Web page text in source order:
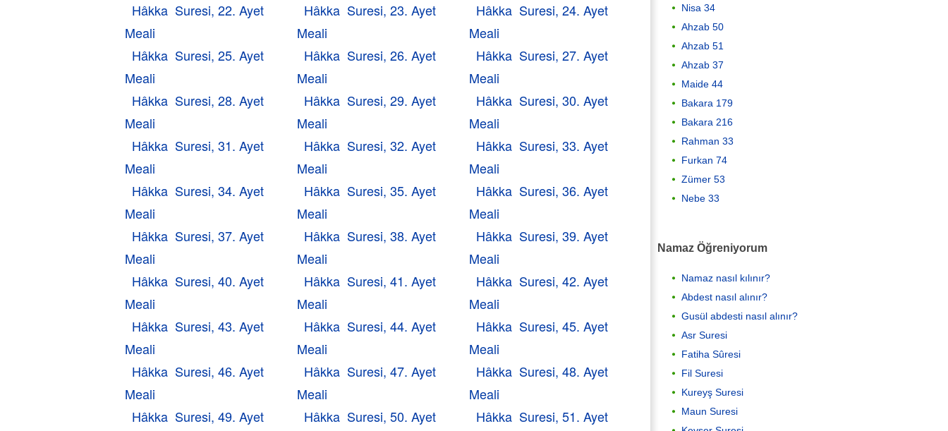
Hâkka Suresi, 22. Ayet
Meali
Hâkka Suresi, 23. Ayet
Meali
Hâkka Suresi, 24. Ayet
Meali
Hâkka Suresi, 25. Ayet
Meali
Hâkka Suresi, 26. Ayet
Meali
Hâkka Suresi, 27. Ayet
Meali
Hâkka Suresi, 28. Ayet
Meali
Hâkka Suresi, 29. Ayet
Meali
Hâkka Suresi, 30. Ayet
Meali
Hâkka Suresi, 31. Ayet
Meali
Hâkka Suresi, 32. Ayet
Meali
Hâkka Suresi, 33. Ayet
Meali
Hâkka Suresi, 34. Ayet
Meali
Hâkka Suresi, 35. Ayet
Meali
Hâkka Suresi, 36. Ayet
Meali
Hâkka Suresi, 37. Ayet
Meali
Hâkka Suresi, 38. Ayet
Meali
Hâkka Suresi, 39. Ayet
Meali
Hâkka Suresi, 40. Ayet
Meali
Hâkka Suresi, 41. Ayet
Meali
Hâkka Suresi, 42. Ayet
Meali
Hâkka Suresi, 43. Ayet
Meali
Hâkka Suresi, 44. Ayet
Meali
Hâkka Suresi, 45. Ayet
Meali
Hâkka Suresi, 46. Ayet
Meali
Hâkka Suresi, 47. Ayet
Meali
Hâkka Suresi, 48. Ayet
Meali
Hâkka Suresi, 49. Ayet
Hâkka Suresi, 50. Ayet
Hâkka Suresi, 51. Ayet
Nisa 34
Ahzab 50
Ahzab 51
Ahzab 37
Maide 44
Bakara 179
Bakara 216
Rahman 33
Furkan 74
Zümer 53
Nebe 33
Namaz Öğreniyorum
Namaz nasıl kılınır?
Abdest nasıl alınır?
Gusül abdesti nasıl alınır?
Asr Suresi
Fatiha Sûresi
Fil Suresi
Kureyş Suresi
Maun Suresi